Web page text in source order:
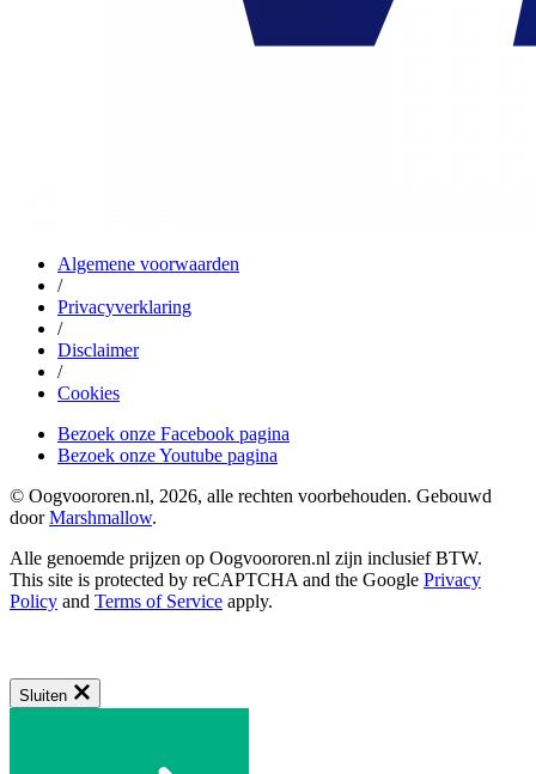
Algemene voorwaarden
/
Privacyverklaring
/
Disclaimer
/
Cookies
Bezoek onze Facebook pagina
Bezoek onze Youtube pagina
© Oogvoororen.nl, 2026, alle rechten voorbehouden. Gebouwd
doorMarshmallow.
Alle genoemde prijzen op Oogvoororen.nl zijn inclusief BTW.
This site is protected by reCAPTCHA and the Google Privacy
Policy and Terms of Service apply.
Sluiten